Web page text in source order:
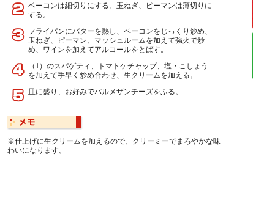
ベーコンは細切りにする。玉ねぎ、ピーマンは薄切りに
する。
フライパンにバターを熱し、ベーコンをじっくり炒め、
玉ねぎ、ピーマン、マッシュルームを加えて強火で炒
め、ワインを加えてアルコールをとばす。
（1）のスパゲティ、トマトケチャップ、塩・こしょう
を加えて手早く炒め合わせ、生クリームを加える。
皿に盛り、お好みでパルメザンチーズをふる。
※仕上げに生クリームを加えるので、クリーミーでまろやかな味
わいになります。